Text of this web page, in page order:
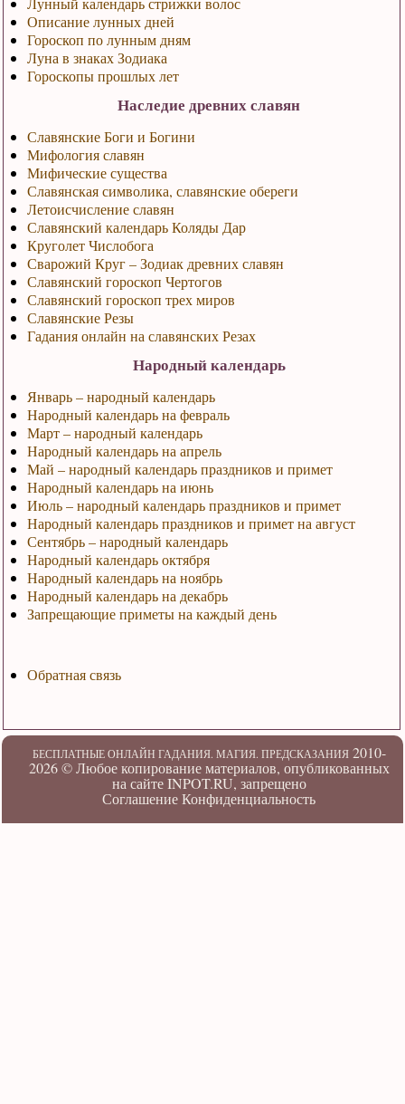
Описание лунных дней
Гороскоп по лунным дням
Луна в знаках Зодиака
Гороскопы прошлых лет
Наследие древних славян
Славянские Боги и Богини
Мифология славян
Мифические существа
Славянская символика, славянские обереги
Летоисчисление славян
Славянский календарь Коляды Дар
Круголет Числобога
Сварожий Круг – Зодиак древних славян
Славянский гороскоп Чертогов
Славянский гороскоп трех миров
Славянские Резы
Гадания онлайн на славянских Резах
Народный календарь
Январь – народный календарь
Народный календарь на февраль
Март – народный календарь
Народный календарь на апрель
Май – народный календарь праздников и примет
Народный календарь на июнь
Июль – народный календарь праздников и примет
Народный календарь праздников и примет на август
Сентябрь – народный календарь
Народный календарь октября
Народный календарь на ноябрь
Народный календарь на декабрь
Запрещающие приметы на каждый день
Обратная связь
БЕСПЛАТНЫЕ ОНЛАЙН ГАДАНИЯ. МАГИЯ. ПРЕДСКАЗАНИЯ2010-
2026 ©Любое копирование материалов, опубликованных
на сайте INPOT.RU, запрещено
Соглашение Конфиденциальность